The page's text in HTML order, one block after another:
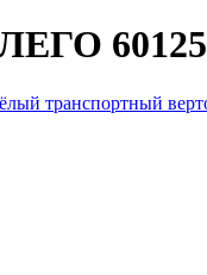
60125